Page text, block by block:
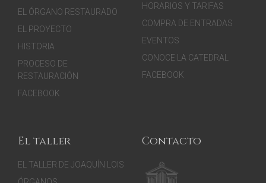
EL ÓRGANO RESTAURADO
EL PROYECTO
HISTORIA
PROCESO DE
RESTAURACIÓN
FACEBOOK
HORARIOS Y TARIFAS
COMPRA DE ENTRADAS
EVENTOS
CONOCE LA CATEDRAL
FACEBOOK
El taller
EL TALLER DE JOAQUÍN LOIS
Contacto